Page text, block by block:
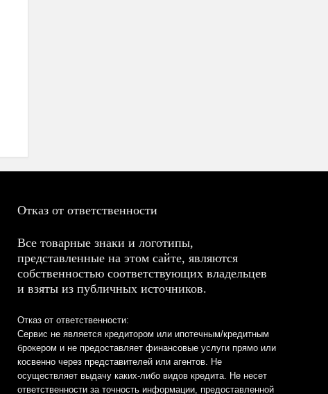
Отказ от ответственности
Все товарные знаки и логотипы,
представленные на этом сайте, являются
собственностью соответствующих владельцев
и взяты из публичных источников.
Отказ от ответственности:
Сервис не является кредитором или ипотечным/кредитным
брокером и не предоставляет финансовые услуги прямо или
косвенно через представителей или агентов. Не
осуществляет выдачу каких-либо видов кредита. Не несет
ответственности за точность информации, предоставленной